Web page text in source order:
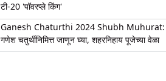
टी-20 'पॉवरप्ले किंग'
Ganesh Chaturthi 2024 Shubh Muhurat:
गणेश चतुर्थीनिमित्त जाणून घ्या, शहरनिहाय पूजेच्या वेळा